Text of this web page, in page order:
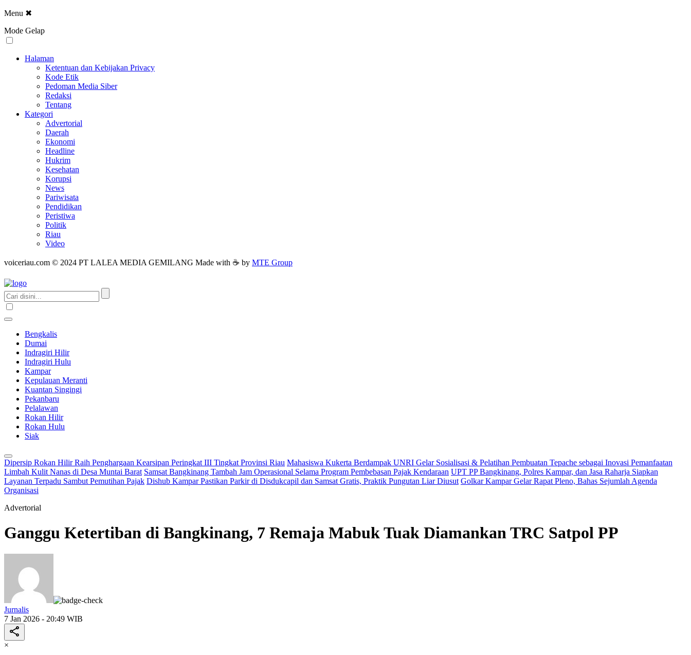
Menu ✖
Mode Gelap
Halaman
Ketentuan dan Kebijakan Privacy
Kode Etik
Pedoman Media Siber
Redaksi
Tentang
Kategori
Advertorial
Daerah
Ekonomi
Headline
Hukrim
Kesehatan
Korupsi
News
Pariwisata
Pendidikan
Peristiwa
Politik
Riau
Video
voiceriau.com © 2024 PT LALEA MEDIA GEMILANG Made with ☕ by MTE Group
Bengkalis
Dumai
Indragiri Hilir
Indragiri Hulu
Kampar
Kepulauan Meranti
Kuantan Singingi
Pekanbaru
Pelalawan
Rokan Hilir
Rokan Hulu
Siak
Dipersip Rokan Hilir Raih Penghargaan Kearsipan Peringkat III Tingkat Provinsi Riau Mahasiswa Kukerta Berdampak UNRI Gelar Sosialisasi & Pelatihan Pembuatan Tepache sebagai Inovasi Pemanfaatan
Limbah Kulit Nanas di Desa Muntai Barat Samsat Bangkinang Tambah Jam Operasional Selama Program Pembebasan Pajak Kendaraan UPT PP Bangkinang, Polres Kampar, dan Jasa Raharja Siapkan
Layanan Terpadu Sambut Pemutihan Pajak Dishub Kampar Pastikan Parkir di Disdukcapil dan Samsat Gratis, Praktik Pungutan Liar Diusut Golkar Kampar Gelar Rapat Pleno, Bahas Sejumlah Agenda
Organisasi
Advertorial
Ganggu Ketertiban di Bangkinang, 7 Remaja Mabuk Tuak Diamankan TRC Satpol PP
Jurnalis
7 Jan 2026 - 20:49 WIB
×